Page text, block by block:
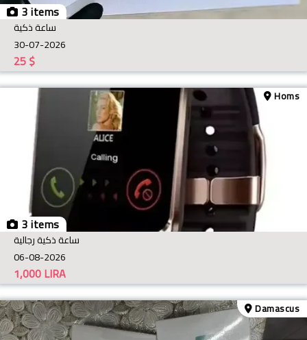
3 items
ساعة ذكية
30-07-2026
$
25
3 items
Homs
ساعة ذكية رجالية
06-08-2026
LIRA
1,000
Damascus